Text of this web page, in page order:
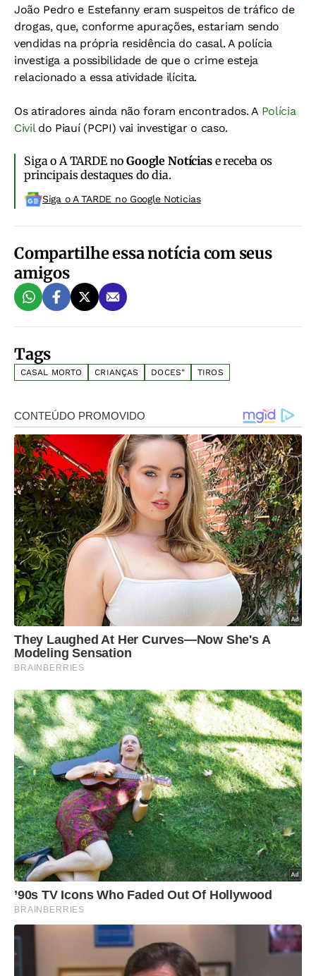
João Pedro e Estefanny eram suspeitos de tráfico de
drogas, que, conforme apurações, estariam sendo
vendidas na própria residência do casal. A polícia
investiga a possibilidade de que o crime esteja
relacionado a essa atividade ilícita.
Os atiradores ainda não foram encontrados. A Polícia
Civildo Piauí (PCPI) vai investigar o caso.
Siga o A TARDE noGoogle Notíciase receba os
principais destaques do dia.
Siga o A TARDE no Google Noticias
Compartilhe essa notícia com seus
amigos
Tags
CASAL MORTO CRIANÇAS DOCES" TIROS